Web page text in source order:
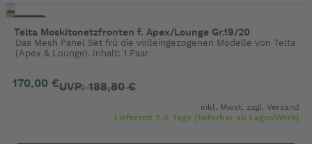
Telta Moskitonetzfronten f. Apex/Lounge Gr.19/20
Das Mesh Panel Set frü die volleingezogenen Modelle von Telta
(Apex & Lounge). Inhalt: 1 Paar
170,00 €UVP: 188,80 €
inkl. Mwst. zzgl.Versand
Lieferzeit 2-5 Tage (lieferbar ab Lager/Werk)